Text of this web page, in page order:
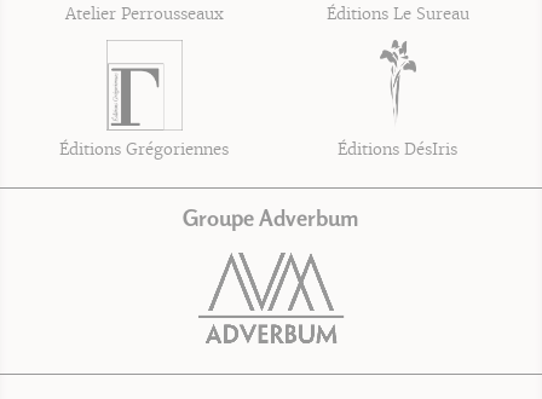
Atelier Perrousseaux Éditions Le Sureau
Éditions Grégoriennes Éditions DésIris
Groupe Adverbum